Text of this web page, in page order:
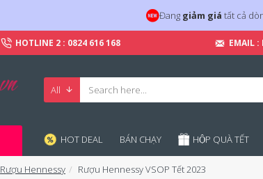
Đang giảm giá tất cả
HOTLINE 2 : 0824 616 168 EMAIL :
All
HOT DEAL BÁN CHẠY HỘP QUÀ TẾT
Rượu Hennessy Rượu Hennessy VSOP Tết 2023